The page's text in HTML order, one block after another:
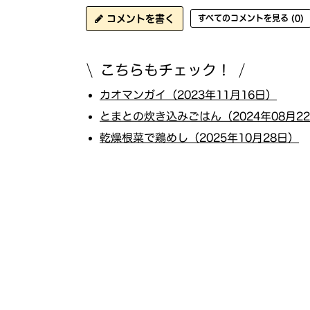
コメントを書く すべてのコメントを見る (0)
こちらもチェック！
カオマンガイ（2023年11月16日）
とまとの炊き込みごはん（2024年08月
乾燥根菜で鶏めし（2025年10月28日）